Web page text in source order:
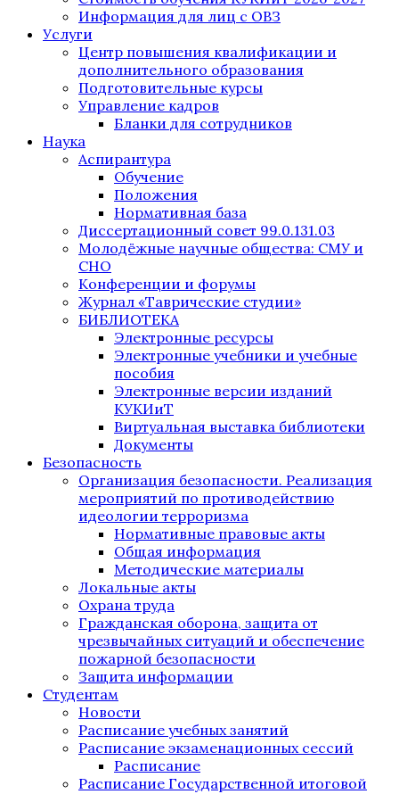
Информация для лиц с ОВЗ
Услуги
Центр повышения квалификации и
дополнительного образования
Подготовительные курсы
Управление кадров
Бланки для сотрудников
Наука
Аспирантура
Обучение
Положения
Нормативная база
Диссертационный совет 99.0.131.03
Молодёжные научные общества: СМУ и
СНО
Конференции и форумы
Журнал «Таврические студии»
БИБЛИОТЕКА
Электронные ресурсы
Электронные учебники и учебные
пособия
Электронные версии изданий
КУКИиТ
Виртуальная выставка библиотеки
Документы
Безопасность
Организация безопасности. Реализация
мероприятий по противодействию
идеологии терроризма
Нормативные правовые акты
Общая информация
Методические материалы
Локальные акты
Охрана труда
Гражданская оборона, защита от
чрезвычайных ситуаций и обеспечение
пожарной безопасности
Защита информации
Студентам
Новости
Расписание учебных занятий
Расписание экзаменационных сессий
Расписание
Расписание Государственной итоговой